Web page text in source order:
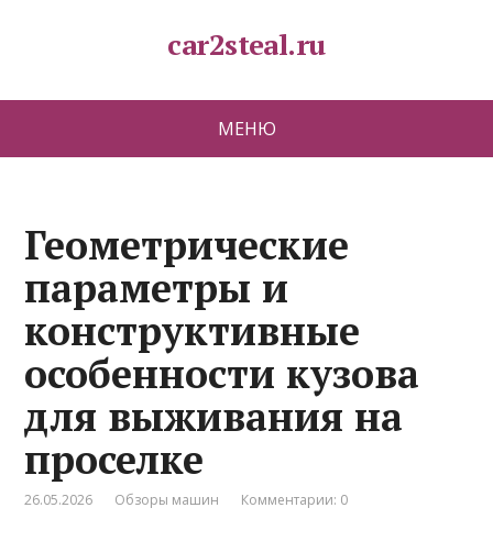
car2steal.ru
МЕНЮ
Геометрические
параметры и
конструктивные
особенности кузова
для выживания на
проселке
26.05.2026 Обзоры машин Комментарии: 0